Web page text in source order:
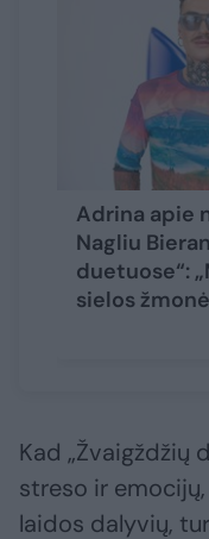
Adrina apie
Nagliu
duetuose“:
sielos
Kad „Žvaigždžių
streso ir
laidos dalyvių,